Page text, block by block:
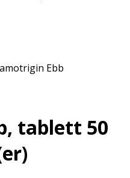
Ebb
tablett 50